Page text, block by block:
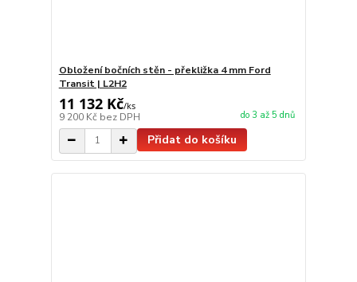
Obložení bočních stěn - překližka 4 mm Ford
Transit | L2H2
11 132 Kč/ks
9 200 Kč bez DPH do 3 až 5 dnů
Přidat do košíku